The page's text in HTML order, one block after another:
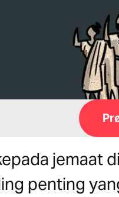
jemaat
penting